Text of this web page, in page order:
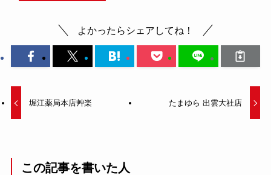
よかったらシェアしてね！
堀江薬局本店艸楽 たまゆら 出雲大社店
この記事を書いた人